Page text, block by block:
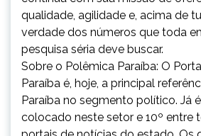
qualidade, agilidade e, acima de
verdade dos números que toda
pesquisa séria deve buscar.
Sobre o Polêmica Paraíba: O
Paraíba é, hoje, a principal
Paraíba no segmento político. Já
colocado neste setor e 10º entre